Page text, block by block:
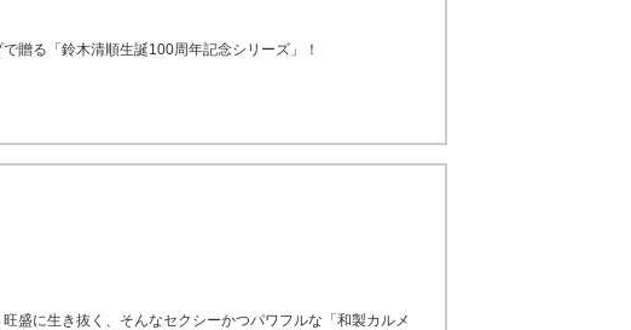
贈る「鈴木清順生誕100周年記念シリーズ」！
盛に生き抜く、そんなセクシーかつパワフルな「和製カルメ